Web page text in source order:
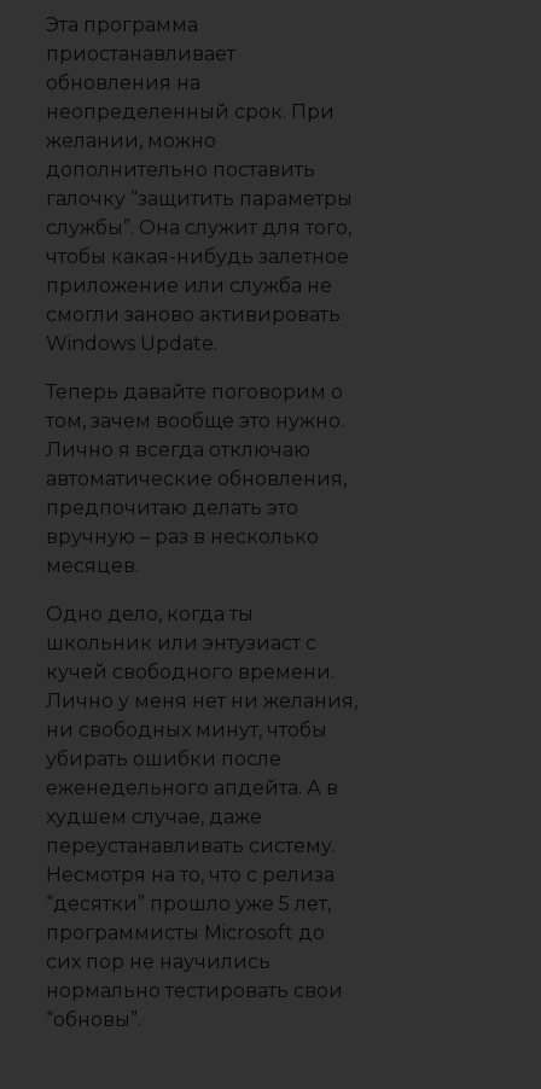
Эта программа
приостанавливает
обновления на
неопределенный срок. При
желании, можно
дополнительно поставить
галочку “защитить параметры
службы”. Она служит для того,
чтобы какая-нибудь залетное
приложение или служба не
смогли заново активировать
Windows Update.
Теперь давайте поговорим о
том, зачем вообще это нужно.
Лично я всегда отключаю
автоматические обновления,
предпочитаю делать это
вручную – раз в несколько
месяцев.
Одно дело, когда ты
школьник или энтузиаст с
кучей свободного времени.
Лично у меня нет ни желания,
ни свободных минут, чтобы
убирать ошибки после
еженедельного апдейта. А в
худшем случае, даже
переустанавливать систему.
Несмотря на то, что с релиза
“десятки” прошло уже 5 лет,
программисты Microsoft до
сих пор не научились
нормально тестировать свои
“обновы”.